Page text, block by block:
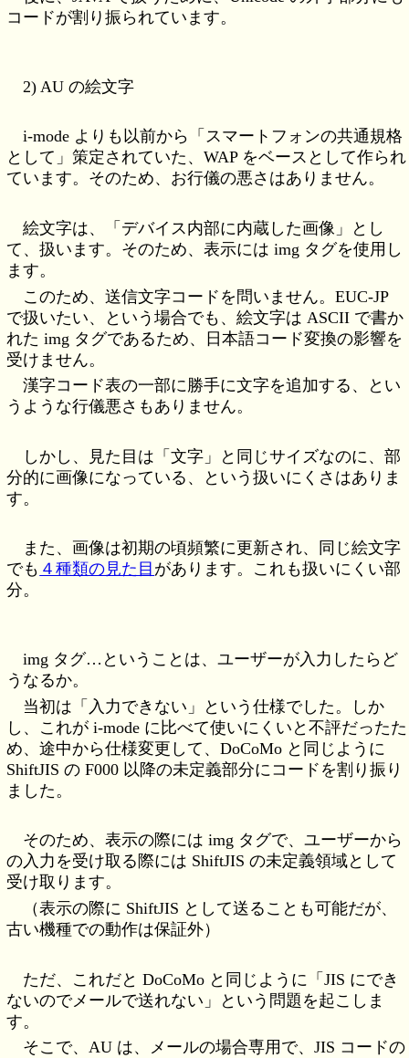
コードが割り振られています。
2) AU の絵文字
i-mode よりも以前から「スマートフォンの共通規格
として」策定されていた、WAP をベースとして作られ
ています。そのため、お行儀の悪さはありません。
絵文字は、「デバイス内部に内蔵した画像」とし
て、扱います。そのため、表示には img タグを使用し
ます。
このため、送信文字コードを問いません。EUC-JP
で扱いたい、という場合でも、絵文字は ASCII で書か
れた img タグであるため、日本語コード変換の影響を
受けません。
漢字コード表の一部に勝手に文字を追加する、とい
うような行儀悪さもありません。
しかし、見た目は「文字」と同じサイズなのに、部
分的に画像になっている、という扱いにくさはありま
す。
また、画像は初期の頃頻繁に更新され、同じ絵文字
でも ４種類の見た目 があります。これも扱いにくい部
分。
img タグ…ということは、ユーザーが入力したらど
うなるか。
当初は「入力できない」という仕様でした。しか
し、これが i-mode に比べて使いにくいと不評だったた
め、途中から仕様変更して、DoCoMo と同じように
ShiftJIS の F000 以降の未定義部分にコードを割り振り
ました。
そのため、表示の際には img タグで、ユーザーから
の入力を受け取る際には ShiftJIS の未定義領域として
受け取ります。
（表示の際に ShiftJIS として送ることも可能だが、
古い機種での動作は保証外）
ただ、これだと DoCoMo と同じように「JIS にでき
ないのでメールで送れない」という問題を起こしま
す。
そこで、AU は、メールの場合専用で、JIS コードの